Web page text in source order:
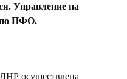
Управление на
по ПФО.